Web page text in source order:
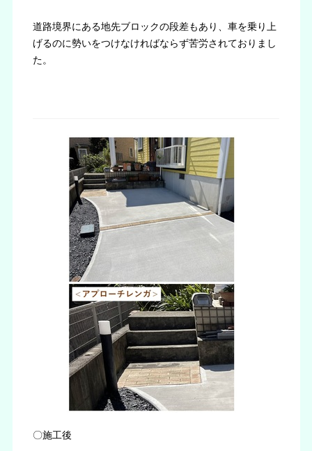
道路境界にある地先ブロックの段差もあり、車を乗り上
げるのに勢いをつけなければならず苦労されておりまし
た。
〇施工後